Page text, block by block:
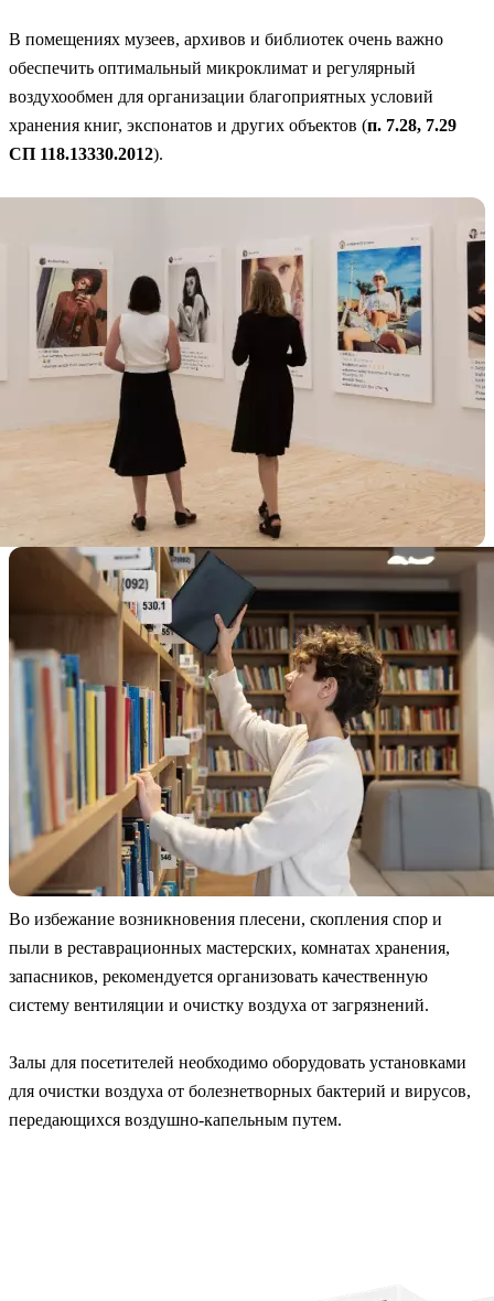
В помещениях музеев, архивов и библиотек очень важно
обеспечить оптимальный микроклимат и регулярный
воздухообмен для организации благоприятных условий
хранения книг, экспонатов и других объектов (п. 7.28, 7.29
СП 118.13330.2012).
Во избежание возникновения плесени, скопления спор и
пыли в реставрационных мастерских, комнатах хранения,
запасников, рекомендуется организовать качественную
систему вентиляции и очистку воздуха от загрязнений.
Залы для посетителей необходимо оборудовать установками
для очистки воздуха от болезнетворных бактерий и вирусов,
передающихся воздушно-капельным путем.